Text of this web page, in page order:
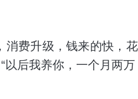
费升级，钱来的快，
后我养你，一个月两